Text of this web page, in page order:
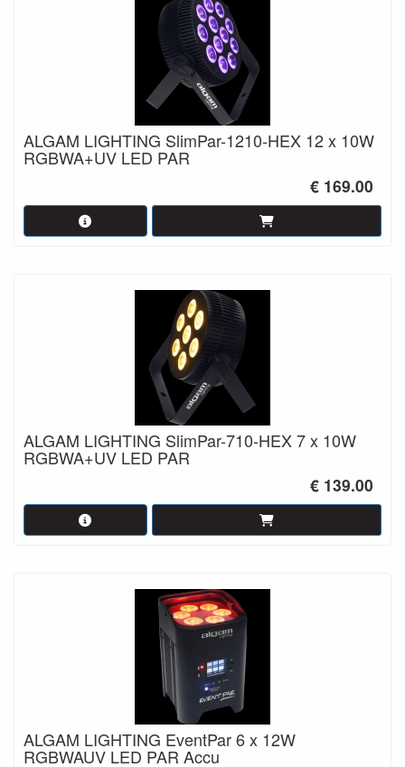
ALGAM LIGHTING SlimPar-1210-HEX 12 x 10W
RGBWA+UV LED PAR
€ 169.00
ALGAM LIGHTING SlimPar-710-HEX 7 x 10W
RGBWA+UV LED PAR
€ 139.00
ALGAM LIGHTING EventPar 6 x 12W
RGBWAUV LED PAR Accu